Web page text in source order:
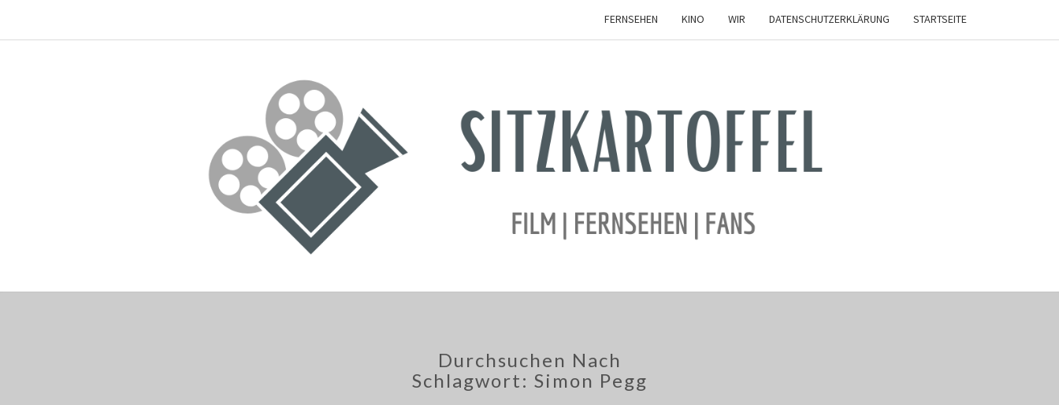
FERNSEHEN KINO WIR DATENSCHUTZERKLÄRUNG STARTSEITE
Durchsuchen Nach
Schlagwort: Simon Pegg